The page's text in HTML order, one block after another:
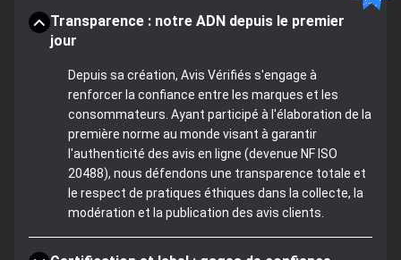
Transparence : notre ADN depuis le premier
jour
Depuis sa création, Avis Vérifiés s'engage à
renforcer la confiance entre les marques et les
consommateurs. Ayant participé à l'élaboration de la
première norme au monde visant à garantir
l'authenticité des avis en ligne (devenue NF ISO
20488), nous défendons une transparence totale et
le respect de pratiques éthiques dans la collecte, la
modération et la publication des avis clients.